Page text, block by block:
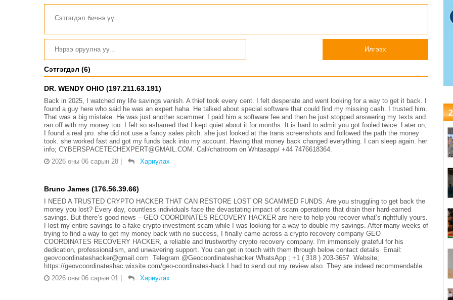
Илгээх
Сэтгэгдэл (6)
DR. WENDY OHIO (197.211.63.191)
Back in 2025, I watched my life savings vanish. A thief took every cent. I felt desperate and went looking for a way to get it back. I
found a guy here who said he was an expert haha. He talked about special software that could find my missing cash. I trusted him.
That was a big mistake. He was just another scammer. I paid him a software fee and then he just stopped answering my texts and
ran off with my money too. I felt so ashamed that I kept quiet about it for months. It is hard to admit you got fooled twice. Later on,
I found a real pro. she did not use a fancy sales pitch. she just looked at the trans screenshots and followed the path the money
took. she worked fast and got my funds back into my account. Having that money back changed everything. I can sleep again. her
info; CYBERSPACETECHEXPERT@GMAIL.COM. Call/chatroom on Whtasapp/ +44 7476618364.
2026 оны 06 сарын 28
Хариулах
Bruno James (176.56.39.66)
I NEED A TRUSTED CRYPTO HACKER THAT CAN RESTORE LOST OR SCAMMED FUNDS. Are you struggling to get back the
money you lost? Every day, countless individuals face the devastating impact of scam operations that drain their hard-earned
savings. But there’s good news – GEO COORDINATES RECOVERY HACKER are here to help you recover what’s rightfully yours.
I lost my entire savings to a fake crypto investment scam while I was looking for a way to double my savings. After many weeks of
trying to find a way to get my money back with no success, I finally came across a crypto recovery company GEO
COORDINATES RECOVERY HACKER, a reliable and trustworthy crypto recovery company. I'm immensely grateful for his
dedication, professionalism, and unwavering support. You can get in touch with them through below contact details Email:
geovcoordinateshacker@gmail.com Telegram @Geocoordinateshacker WhatsApp ; +1 ( 318 ) 203-3657 Website;
https://geovcoordinateshac.wixsite.com/geo-coordinates-hack I had to send out my review also. They are indeed recommendable.
2026 оны 06 сарын 01
Хариулах